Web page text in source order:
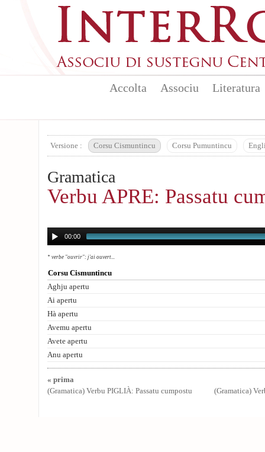
Accolta Associu Literatura
Versione : Corsu Cismuntincu Corsu Pumuntincu
Gramatica
Verbu APRE: Passatu
00:00
* verbe "ouvrir": j'ai ouvert...
Corsu Cismuntincu
Aghju apertu
Ai apertu
Hà apertu
Avemu apertu
Avete apertu
Anu apertu
« prima
(Gramatica) Verbu PIGLIÀ: Passatu cumpostu
(Gramatica)